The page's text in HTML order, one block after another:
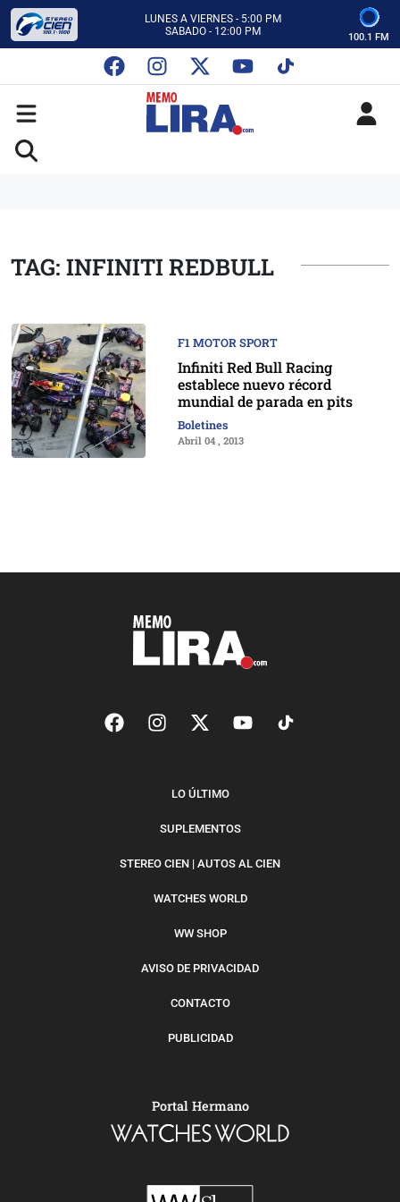
LUNES A VIERNES - 5:00 PM
SABADO - 12:00 PM
CON MEMO LIRA Y SU EQUIPO
LUNES A VIERNES - 5:00 PM
SABADO - 12:00 PM
100.1 FM
TAG: INFINITI REDBULL
F1 MOTOR SPORT
Infiniti Red Bull Racing
establece nuevo récord
mundial de parada en pits
Boletines
Abril 04 , 2013
LO ÚLTIMO
SUPLEMENTOS
STEREO CIEN | AUTOS AL CIEN
WATCHES WORLD
WW SHOP
AVISO DE PRIVACIDAD
CONTACTO
PUBLICIDAD
Portal Hermano